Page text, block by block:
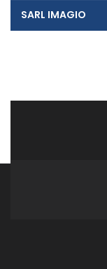
SARL IMAGIO